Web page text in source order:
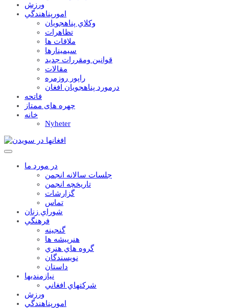
ورزش
امورپناهندگي
وکلاي پناهجويان
تظاهرات
ملاقات ها
سيمينارها
قوانين ومقررات جديد
مقالات
راپور روزمره
درمورد پناهجويان افغان
فاتحه
چهره های ممتاز
خانه
Nyheter
در مورد ما
جلسات سالانه انجمن
تاریخچه انجمن
گزارشات
تماس
شوراي زنان
فرهنگي
گنجينه
هنرپيشه ها
گروه هاي هنري
نويسندگان
داستان
نيازمنديها
شرکتهاي افغاني
ورزش
امورپناهندگي